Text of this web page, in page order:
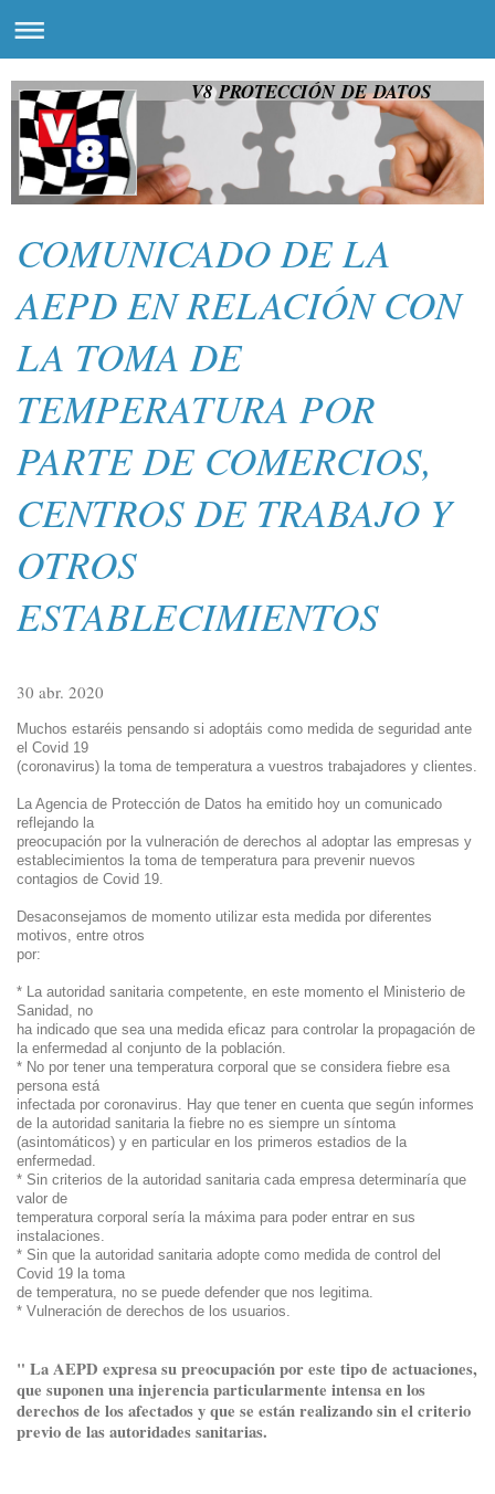
V8 PROTECCIÓN DE DATOS
COMUNICADO DE LA
AEPD EN RELACIÓN CON
LA TOMA DE
TEMPERATURA POR
PARTE DE COMERCIOS,
CENTROS DE TRABAJO Y
OTROS
ESTABLECIMIENTOS
30 abr. 2020
Muchos estaréis pensando si adoptáis como medida de seguridad ante
el Covid 19
(coronavirus) la toma de temperatura a vuestros trabajadores y clientes.
La Agencia de Protección de Datos ha emitido hoy un comunicado
reflejando la
preocupación por la vulneración de derechos al adoptar las empresas y
establecimientos la toma de temperatura para prevenir nuevos
contagios de Covid 19.
Desaconsejamos de momento utilizar esta medida por diferentes
motivos, entre otros
por:
* La autoridad sanitaria competente, en este momento el Ministerio de
Sanidad, no
ha indicado que sea una medida eficaz para controlar la propagación de
la enfermedad al conjunto de la población.
* No por tener una temperatura corporal que se considera fiebre esa
persona está
infectada por coronavirus. Hay que tener en cuenta que según informes
de la autoridad sanitaria la fiebre no es siempre un síntoma
(asintomáticos) y en particular en los primeros estadios de la
enfermedad.
* Sin criterios de la autoridad sanitaria cada empresa determinaría que
valor de
temperatura corporal sería la máxima para poder entrar en sus
instalaciones.
* Sin que la autoridad sanitaria adopte como medida de control del
Covid 19 la toma
de temperatura, no se puede defender que nos legitima.
* Vulneración de derechos de los usuarios.
" La AEPD expresa su preocupación por este tipo de actuaciones,
que suponen una injerencia particularmente intensa en los
derechos de los afectados y que se están realizando sin el criterio
previo de las autoridades sanitarias.